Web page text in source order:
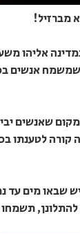
מברזיל!
אליהו
אנשים
שאנשים
לטענתו
שבאו מים עד
להתלונן,